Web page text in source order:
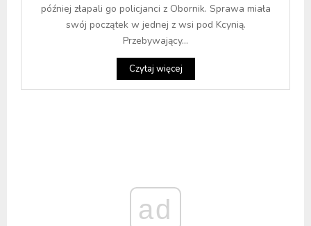
później złapali go policjanci z Obornik. Sprawa miała
swój początek w jednej z wsi pod Kcynią.
Przebywający...
Czytaj więcej
ad